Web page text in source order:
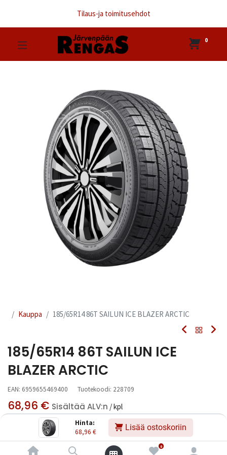
Hinta:
68,96 € Lisää ostoskoriin
0
Tilaus-ja toimitusehdot
0
Kauppa 185/65R14 86T SAILUN ICE BLAZER ARCTIC
185/65R14 86T SAILUN ICE
BLAZER ARCTIC
EAN: 6959655469400 Tuotekoodi: 228709
68,96 € Sisältää ALV:n / kpl
Toimittajilla (kotimaa):
Saatavilla
Toimitusaika:
3 arkipäivää